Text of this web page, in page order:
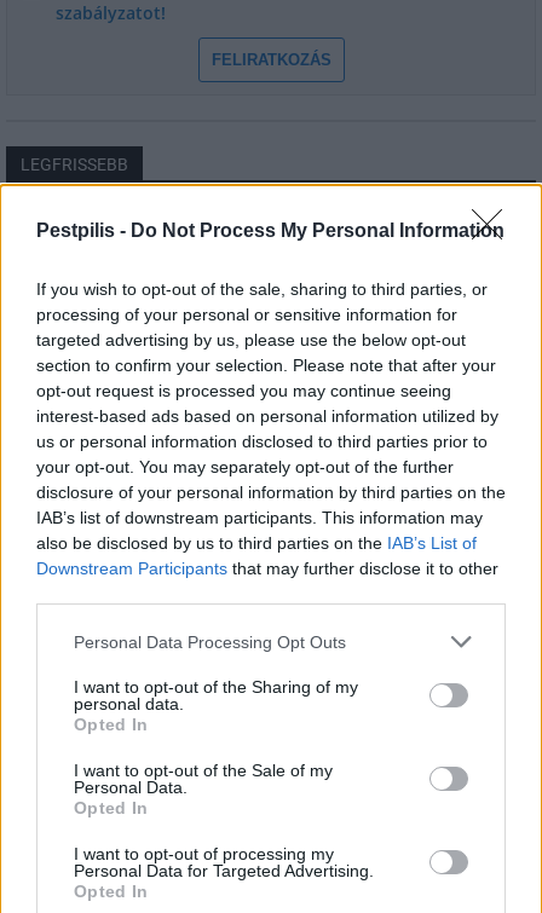
Pestpilis - Do Not Process My Personal Information
If you wish to opt-out of the sale, sharing to third parties, or
processing of your personal or sensitive information for
targeted advertising by us, please use the below opt-out
section to confirm your selection. Please note that after your
opt-out request is processed you may continue seeing
interest-based ads based on personal information utilized by
us or personal information disclosed to third parties prior to
your opt-out. You may separately opt-out of the further
disclosure of your personal information by third parties on the
IAB’s list of downstream participants. This information may
also be disclosed by us to third parties on the IAB’s List of
Downstream Participants that may further disclose it to other
Personal Data Processing Opt Outs
I want to opt-out of the Sharing of my
personal data.
Opted In
I want to opt-out of the Sale of my
Personal Data.
Opted In
I want to opt-out of processing my
Personal Data for Targeted Advertising.
Opted In
szabályzatot!
FELIRATKOZÁS
LEGFRISSEBB
Országos
Megérkezett az eső a Duna vízgyűjtőjére
Helyi
Amire többmillióan vártunk: szombattól
másodfokúra csökken a riasztás
Pest megye
Fából épül Budakeszi új óvodája
HIRDETÉS
HIRDETÉS
HIRDETÉS